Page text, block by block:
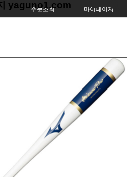
주문조회 마이페이지
yaguno1.com